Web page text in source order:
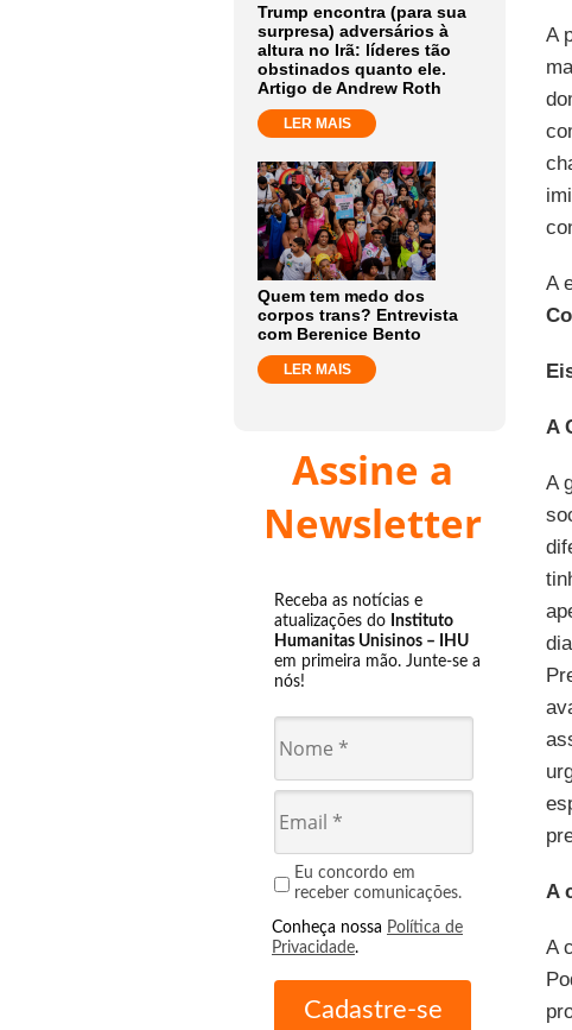
Trump encontra (para sua
surpresa) adversários à
altura no Irã: líderes tão
obstinados quanto ele.
Artigo de Andrew Roth
LER MAIS
Quem tem medo dos
corpos trans? Entrevista
com Berenice Bento
LER MAIS
Assine a
Newsletter
Receba as notícias e
atualizações do Instituto
Humanitas Unisinos – IHU
em primeira mão. Junte-se a
nós!
Eu concordo em
receber comunicações.
Conheça nossa Política de
Privacidade.
A
A
A
A
A
A